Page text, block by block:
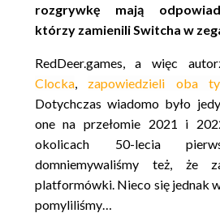
rozgrywkę mają
którzy zamienili Switcha w
RedDeer.games, a więc
Clocka, zapowiedzieli oba
Dotychczas wiadomo było
one na przełomie 2021 i
okolicach 50-lecia
domniemywaliśmy też, że
platformówki. Nieco się jednak
pomyliliśmy…